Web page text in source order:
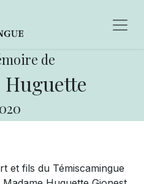
de
et fils du Témiscamingue